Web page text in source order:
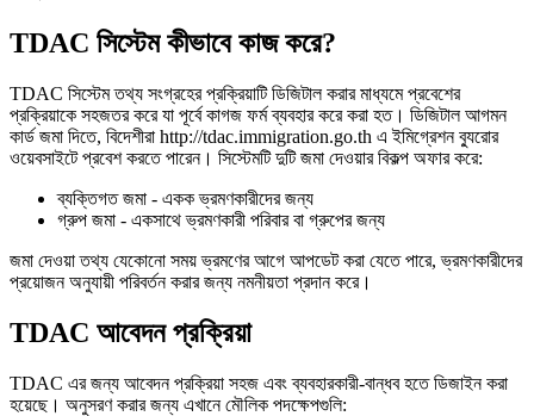
TDAC সিস্টেম কীভাবে কাজ করে?
TDAC সিস্টেম তথ্য সংগ্রহের প্রক্রিয়াটি ডিজিটাল করার মাধ্যমে প্রবেশের
প্রক্রিয়াকে সহজতর করে যা পূর্বে কাগজ ফর্ম ব্যবহার করে করা হত। ডিজিটাল আগমন
কার্ড জমা দিতে, বিদেশীরা http://tdac.immigration.go.th এ ইমিগ্রেশন ব্যুরোর
ওয়েবসাইটে প্রবেশ করতে পারেন। সিস্টেমটি দুটি জমা দেওয়ার বিকল্প অফার করে:
ব্যক্তিগত জমা - একক ভ্রমণকারীদের জন্য
গ্রুপ জমা - একসাথে ভ্রমণকারী পরিবার বা গ্রুপের জন্য
জমা দেওয়া তথ্য যেকোনো সময় ভ্রমণের আগে আপডেট করা যেতে পারে, ভ্রমণকারীদের
প্রয়োজন অনুযায়ী পরিবর্তন করার জন্য নমনীয়তা প্রদান করে।
TDAC আবেদন প্রক্রিয়া
TDAC এর জন্য আবেদন প্রক্রিয়া সহজ এবং ব্যবহারকারী-বান্ধব হতে ডিজাইন করা
হয়েছে। অনুসরণ করার জন্য এখানে মৌলিক পদক্ষেপগুলি: